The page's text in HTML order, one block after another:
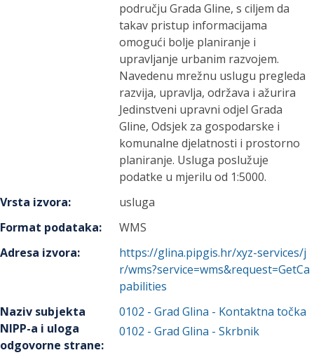
području Grada Gline, s ciljem da
takav pristup informacijama
omogući bolje planiranje i
upravljanje urbanim razvojem.
Navedenu mrežnu uslugu pregleda
razvija, upravlja, održava i ažurira
Jedinstveni upravni odjel Grada
Gline, Odsjek za gospodarske i
komunalne djelatnosti i prostorno
planiranje. Usluga poslužuje
podatke u mjerilu od 1:5000.
Vrsta izvora:
usluga
Format podataka:
WMS
Adresa izvora:
https://glina.pipgis.hr/xyz-services/j
r/wms?service=wms&request=GetCa
pabilities
Naziv subjekta
NIPP-a i uloga
odgovorne strane:
0102 -Grad Glina - Kontaktna točka
0102 -Grad Glina - Skrbnik